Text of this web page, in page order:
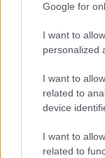
Google for
I want to
personalized
I want to
related to
device
I want to
related to